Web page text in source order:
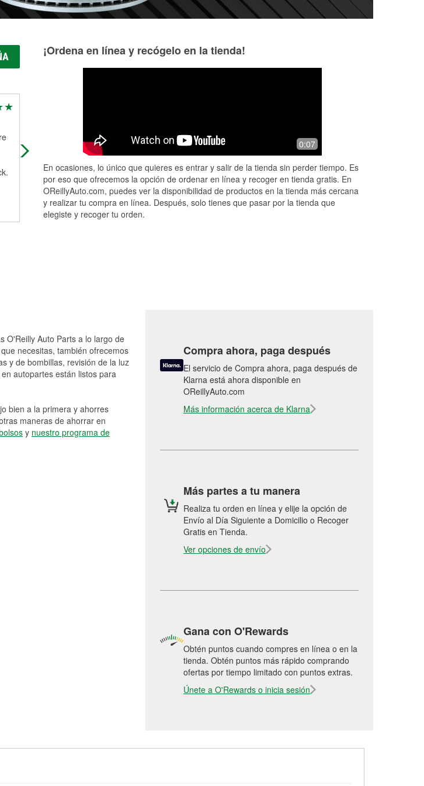
We stopped at this location while
passing through Montgomery, heading
to Nashville, to pick up new wiper bl...
Read More
The O'Reilly staff were super helpful in
Freeport, FL. They let me know the
it for me.
She was
¡Ordena en línea y recógelo en la tienda!
0:07
En ocasiones, lo único que quieres es entrar y salir de la tienda sin perder tiempo. Es
por eso que ofrecemos la opción de ordenar en línea y recoger en tienda gratis. En
OReillyAuto.com, puedes ver la disponibilidad de productos en la tienda más cercana
y realizar tu compra en línea. Después, solo tienes que pasar por la tienda que
elegiste y recoger tu orden.
O'Reilly Auto Parts a lo largo de
necesitas, también ofrecemos
y de bombillas, revisión de la luz
autopartes están listos para
bien a la primera y ahorres
maneras de ahorrar en
y nuestro programa de
Compra ahora, paga después
El servicio de Compra ahora, paga después de
Klarna está ahora disponible en
OReillyAuto.com
Más información acerca de Klarna
Más partes a tu manera
Realiza tu orden en línea y elije la opción de
Envío al Día Siguiente a Domicilio o Recoger
Gratis en Tienda.
Ver opciones de envío
Gana con O'Rewards
Obtén puntos cuando compres en línea o en la
tienda. Obtén puntos más rápido comprando
ofertas por tiempo limitado con puntos extras.
Únete a O'Rewards o inicia sesión